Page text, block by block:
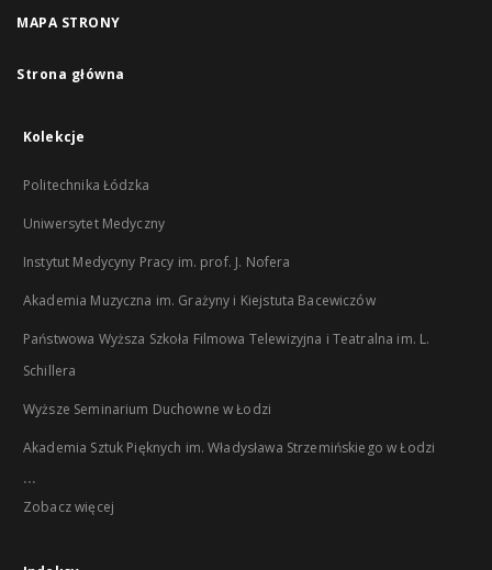
MAPA STRONY
Strona główna
Kolekcje
Politechnika Łódzka
Uniwersytet Medyczny
Instytut Medycyny Pracy im. prof. J. Nofera
Akademia Muzyczna im. Grażyny i Kiejstuta Bacewiczów
Państwowa Wyższa Szkoła Filmowa Telewizyjna i Teatralna im. L.
Schillera
Wyższe Seminarium Duchowne w Łodzi
Akademia Sztuk Pięknych im. Władysława Strzemińskiego w Łodzi
...
Zobacz więcej